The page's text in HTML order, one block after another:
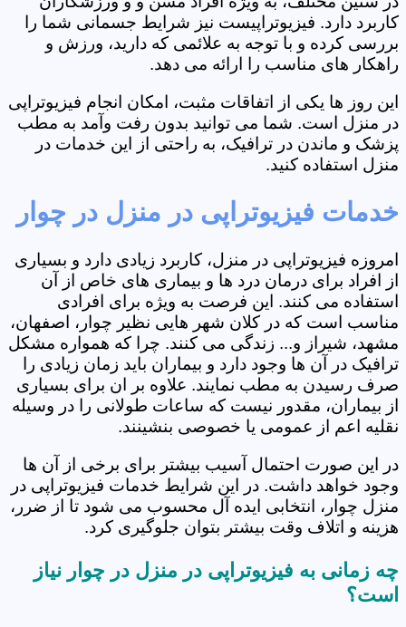
کاربرد دارد. فیزیوتراپیست نیز شرایط جسمانی شما را
بررسی کرده و با توجه به علائمی که دارید، ورزش و
راهکار های مناسب را ارائه می دهد.
این روز ها یکی از اتفاقات مثبت، امکان انجام فیزیوتراپی
در منزل است. شما می توانید بدون رفت وآمد به مطب
پزشک و ماندن در ترافیک، به راحتی از این خدمات در
منزل استفاده کنید.
خدمات فیزیوتراپی در منزل در چوار
امروزه فیزیوتراپی در منزل، کاربرد زیادی دارد و بسیاری
از افراد برای درمان درد ها و بیماری های خاص از آن
استفاده می کنند. این فرصت به ویژه برای افرادی
مناسب است که در کلان شهر هایی نظیر چوار، اصفهان،
مشهد، شیراز و... زندگی می کنند. چرا که همواره مشکل
ترافیک در آن ها وجود دارد و بیماران باید زمان زیادی را
صرف رسیدن به مطب نمایند. علاوه بر ان برای بسیاری
از بیماران، مقدور نیست که ساعات طولانی را در وسیله
نقلیه اعم از عمومی یا خصوصی بنشینند.
در این صورت احتمال آسیب بیشتر برای برخی از آن ها
وجود خواهد داشت. در این شرایط خدمات فیزیوتراپی در
منزل چوار، انتخابی ایده آل محسوب می شود تا از ضرر،
هزینه و اتلاف وقت بیشتر بتوان جلوگیری کرد.
چه زمانی به فیزیوتراپی در منزل در چوار نیاز
است؟